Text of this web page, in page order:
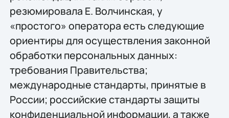
резюмировала Е. Волчинская, у
«простого» оператора есть следующие
ориентиры для осуществления законной
обработки персональных данных:
требования Правительства;
международные стандарты, принятые в
России; российские стандарты защиты
конфиденциальной информации, а также